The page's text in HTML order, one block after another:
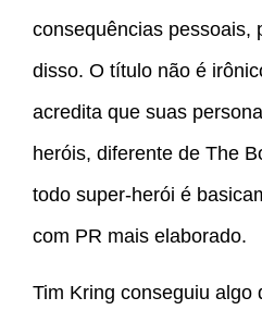
consequências pessoais,
disso. O título não é
acredita que suas
heróis, diferente de The
todo super-herói é
com PR mais elaborado.
Tim Kring conseguiu algo